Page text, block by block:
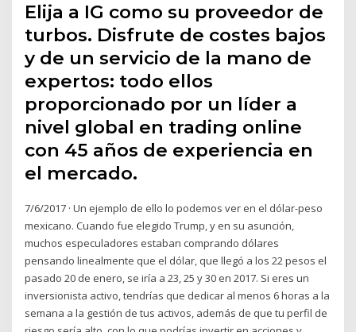
Elija a IG como su proveedor de
turbos. Disfrute de costes bajos
y de un servicio de la mano de
expertos: todo ellos
proporcionado por un líder a
nivel global en trading online
con 45 años de experiencia en
el mercado.
7/6/2017 · Un ejemplo de ello lo podemos ver en el dólar-peso
mexicano. Cuando fue elegido Trump, y en su asunción,
muchos especuladores estaban comprando dólares
pensando linealmente que el dólar, que llegó a los 22 pesos el
pasado 20 de enero, se iría a 23, 25 y 30 en 2017. Si eres un
inversionista activo, tendrías que dedicar al menos 6 horas a la
semana a la gestión de tus activos, además de que tu perfil de